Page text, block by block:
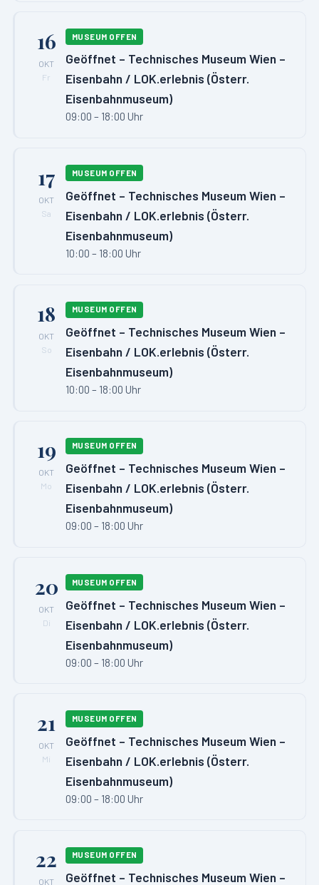
16
OKT
Fr
MUSEUM OFFEN
Geöffnet – Technisches Museum Wien –
Eisenbahn / LOK.erlebnis (Österr.
Eisenbahnmuseum)
09:00 – 18:00 Uhr
17
OKT
Sa
MUSEUM OFFEN
Geöffnet – Technisches Museum Wien –
Eisenbahn / LOK.erlebnis (Österr.
Eisenbahnmuseum)
10:00 – 18:00 Uhr
18
OKT
So
MUSEUM OFFEN
Geöffnet – Technisches Museum Wien –
Eisenbahn / LOK.erlebnis (Österr.
Eisenbahnmuseum)
10:00 – 18:00 Uhr
19
OKT
Mo
MUSEUM OFFEN
Geöffnet – Technisches Museum Wien –
Eisenbahn / LOK.erlebnis (Österr.
Eisenbahnmuseum)
09:00 – 18:00 Uhr
20
OKT
Di
MUSEUM OFFEN
Geöffnet – Technisches Museum Wien –
Eisenbahn / LOK.erlebnis (Österr.
Eisenbahnmuseum)
09:00 – 18:00 Uhr
21
OKT
Mi
MUSEUM OFFEN
Geöffnet – Technisches Museum Wien –
Eisenbahn / LOK.erlebnis (Österr.
Eisenbahnmuseum)
09:00 – 18:00 Uhr
22
OKT
MUSEUM OFFEN
Geöffnet – Technisches Museum Wien –